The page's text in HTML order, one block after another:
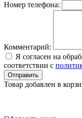
Номер телефона:
Комментарий:
Я согласен на
соответствии с
Отправить
Товар добавлен в